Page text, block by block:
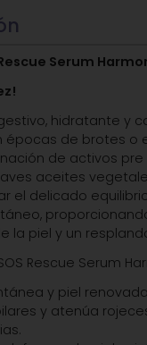
Serum
hidratante y
épocas de brotes o
de activos pre
aceites
el delicado
la piel y un
Rescue Serum
y piel
y atenúa